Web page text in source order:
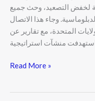
لخفض التصعيد، وحث جميع
وجاء هذا الاتصال
المتحدة، مع تقارير عن
Read More »